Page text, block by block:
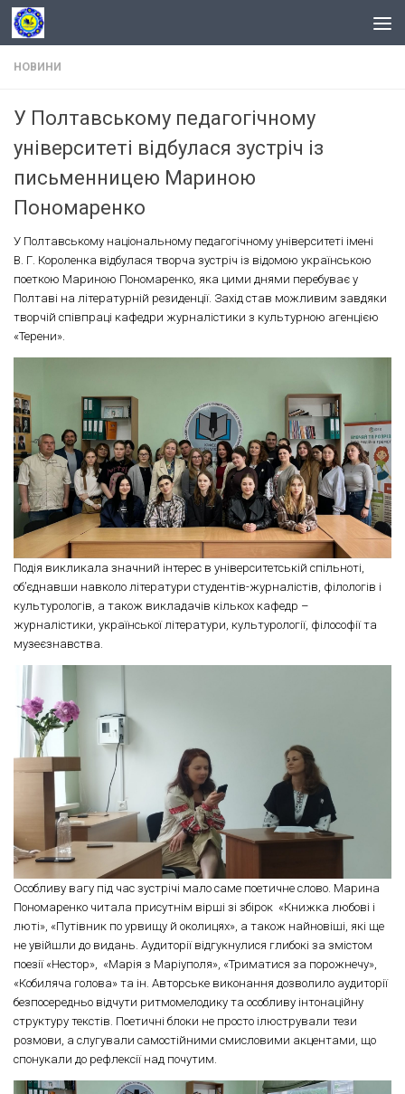
Skip to content
НОВИНИ
У Полтавському педагогічному
університеті відбулася зустріч із
письменницею Мариною
Пономаренко
У Полтавському національному педагогічному університеті імені
В. Г. Короленка відбулася творча зустріч із відомою українською
поеткою Мариною Пономаренко, яка цими днями перебуває у
Полтаві на літературній резиденції. Захід став можливим завдяки
творчій співпраці кафедри журналістики з культурною агенцією
«Терени».
Подія викликала значний інтерес в університетській спільноті,
об’єднавши навколо літератури студентів-журналістів, філологів і
культурологів, а також викладачів кількох кафедр –
журналістики, української літератури, культурології, філософії та
музеєзнавства.
Особливу вагу під час зустрічі мало саме поетичне слово. Марина
Пономаренко читала присутнім вірші зі збірок «Книжка любові і
люті», «Путівник по урвищу й околицях», а також найновіші, які ще
не увійшли до видань. Аудиторії відгукнулися глибокі за змістом
поезії «Нестор», «Марія з Маріуполя», «Триматися за порожнечу»,
«Кобиляча голова» та ін. Авторське виконання дозволило аудиторії
безпосередньо відчути ритмомелодику та особливу інтонаційну
структуру текстів. Поетичні блоки не просто ілюстрували тези
розмови, а слугували самостійними смисловими акцентами, що
спонукали до рефлексії над почутим.